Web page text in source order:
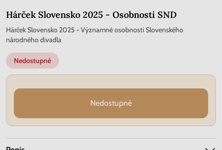
Hárček Slovensko 2025 - Osobnosti SND
Hárček Slovensko 2025 - Významné osobnosti Slovenského
národného divadla
Nedostupné
Nedostupné